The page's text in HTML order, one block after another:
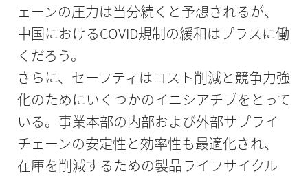
ェーンの圧力は当分続くと予想されるが、
中国におけるCOVID規制の緩和はプラスに働
くだろう。
さらに、セーフティはコスト削減と競争力強
化のためにいくつかのイニシアチブをとって
いる。事業本部の内部および外部サプライ
チェーンの安定性と効率性も最適化され、
在庫を削減するための製品ライフサイクル